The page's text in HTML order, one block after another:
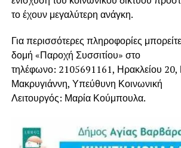
το έχουν μεγαλύτερη ανάγκη.
Για περισσότερες πληροφορίες
δομή «Παροχή Συσσιτίου» στο
τηλέφωνο: 2105691161, Ηρακλείου 20,
Μακρυγιάννη, Υπεύθυνη Κοινωνική
Λειτουργός: Μαρία Κούμπουλα.